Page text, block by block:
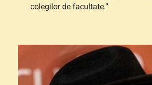
colegilor de facultate.”